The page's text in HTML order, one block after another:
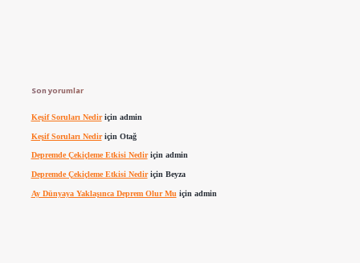
Son yorumlar
Keşif Soruları Nediriçin admin
Keşif Soruları Nediriçin Otağ
Depremde Çekiçleme Etkisi Nediriçin admin
Depremde Çekiçleme Etkisi Nediriçin Beyza
Ay Dünyaya Yaklaşınca Deprem Olur Mu için admin